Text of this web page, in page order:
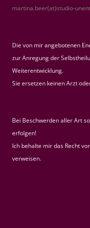
martina.beer(at)studio-
Die von mir angebotenen
zur Anregung der
Weiterentwicklung.
Sie ersetzen keinen Arzt
Bei Beschwerden aller Art
erfolgen!
Ich behalte mir das Recht
verweisen.